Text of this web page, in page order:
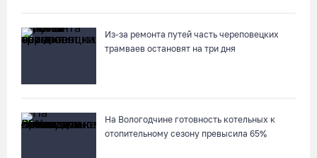
Из-за ремонта путей часть череповецких
трамваев остановят на три дня
На Вологодчине готовность котельных к
отопительному сезону превысила 65%